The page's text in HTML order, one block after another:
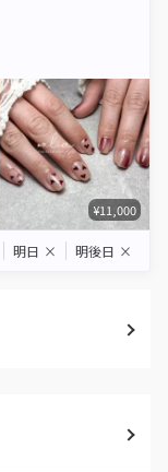
¥11,000
明日 × 明後日 ×